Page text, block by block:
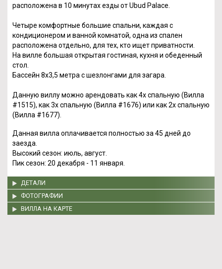
расположена в 10 минутах езды от Ubud Palace.
Четыре комфортные большие спальни, каждая с
кондиционером и ванной комнатой, одна из спален
расположена отдельно, для тех, кто ищет приватности.
На вилле большая открытая гостиная, кухня и обеденный
стол.
Бассейн 8х3,5 метра с шезлонгами для загара.
Данную виллу можно арендовать как 4х спальную (Вилла
#1515), как 3х спальную (Вилла #1676) или как 2х спальную
(Вилла #1677).
Данная вилла оплачивается полностью за 45 дней до
заезда.
Высокий сезон: июль, август.
Пик сезон: 20 декабря - 11 января.
ДЕТАЛИ
ФОТОГРАФИИ
ВИЛЛА НА КАРТЕ